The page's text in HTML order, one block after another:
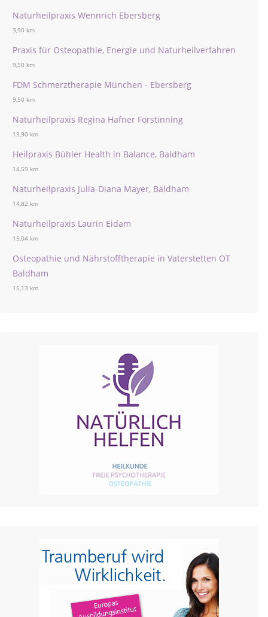
Naturheilpraxis Wennrich Ebersberg
3,90 km
Praxis für Osteopathie, Energie und Naturheilverfahren
9,50 km
FDM Schmerztherapie München - Ebersberg
9,50 km
Naturheilpraxis Regina Hafner Forstinning
13,90 km
Heilpraxis Bühler Health in Balance, Baldham
14,59 km
Naturheilpraxis Julia-Diana Mayer, Baldham
14,82 km
Naturheilpraxis Laurin Eidam
15,04 km
Osteopathie und Nährstofftherapie in Vaterstetten OT
Baldham
15,13 km